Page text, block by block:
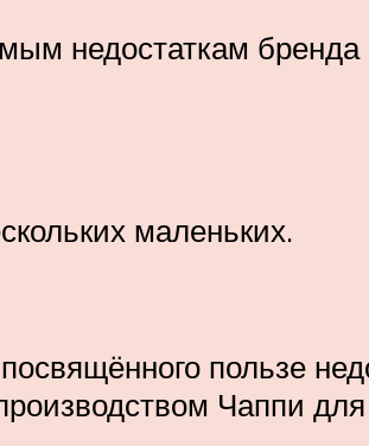
недостаткам
маленьких.
пользе
Чаппи